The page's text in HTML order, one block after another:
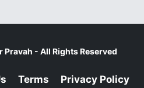
Pravah - All Rights Reserved
Terms Privacy Policy